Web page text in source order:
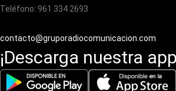
Teléfono: 961 334 2693
contacto@gruporadiocomunicacion.com
¡Descarga nuestra